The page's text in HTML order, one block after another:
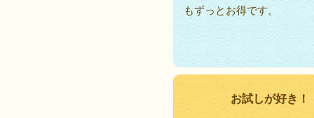
もずっとお得です。
お試しが好き！